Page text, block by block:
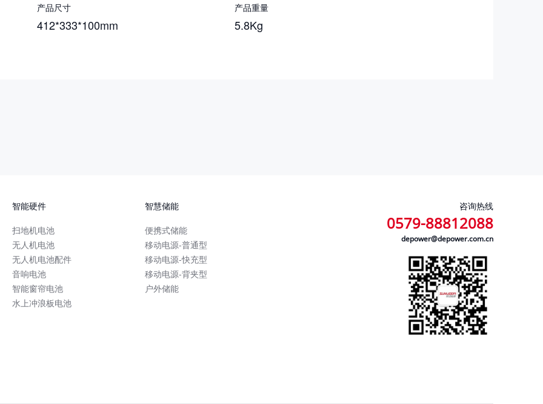
产品尺寸
412*333*100mm
产品重量
5.8Kg
智能硬件
扫地机电池
无人机电池
无人机电池配件
音响电池
智能窗帘电池
水上冲浪板电池
智慧储能
便携式储能
移动电源-普通型
移动电源-快充型
移动电源-背夹型
户外储能
咨询热线
0579-88812088
depower@depower.com.cn